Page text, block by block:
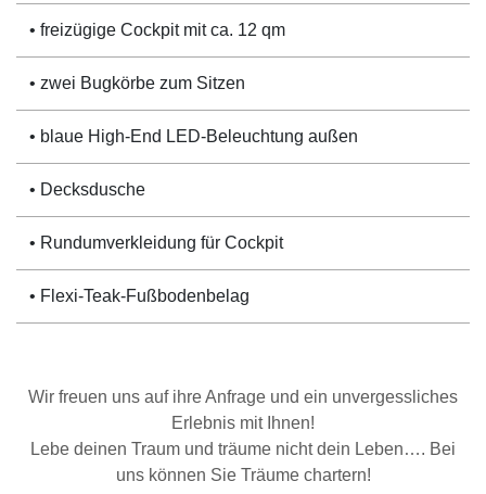
• freizügige Cockpit mit ca. 12 qm
• zwei Bugkörbe zum Sitzen
• blaue High-End LED-Beleuchtung außen
• Decksdusche
• Rundumverkleidung für Cockpit
• Flexi-Teak-Fußbodenbelag
Wir freuen uns auf ihre Anfrage und ein unvergessliches
Erlebnis mit Ihnen!
Lebe deinen Traum und träume nicht dein Leben…. Bei
uns können Sie Träume chartern!